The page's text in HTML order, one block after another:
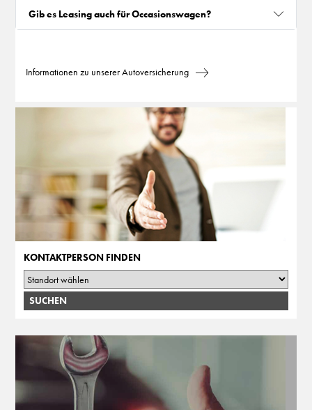
Gib es Leasing auch für Occasionswagen?
Informationen zu unserer Autoversicherung
KONTAKTPERSON FINDEN